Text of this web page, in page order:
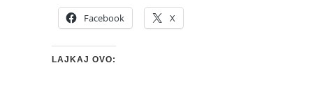
Facebook X
LAJKAJ OVO: